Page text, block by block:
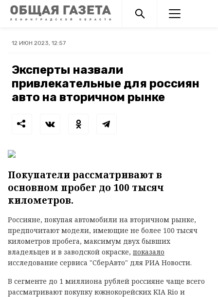
12 ИЮН 2023, 12:57
Эксперты назвали
привлекательные для россиян
авто на вторичном рынке
Покупатели рассматривают в
основном пробег до 100 тысяч
километров.
Россияне, покупая автомобили на вторичном рынке,
предпочитают модели, имеющие не более 100 тысяч
километров пробега, максимум двух бывших
владельцев и в заводской окраске, показало
исследование сервиса "СберАвто" для РИА Новости.
В сегменте до 1 миллиона рублей россияне чаще всего
рассматривают покупку южнокорейских KIA Rio и